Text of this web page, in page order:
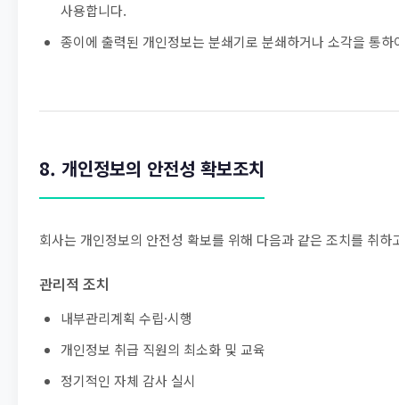
사용합니다.
종이에 출력된 개인정보는 분쇄기로 분쇄하거나 소각을 통하
8. 개인정보의 안전성 확보조치
회사는 개인정보의 안전성 확보를 위해 다음과 같은 조치를 취하
관리적 조치
내부관리계획 수립·시행
개인정보 취급 직원의 최소화 및 교육
정기적인 자체 감사 실시